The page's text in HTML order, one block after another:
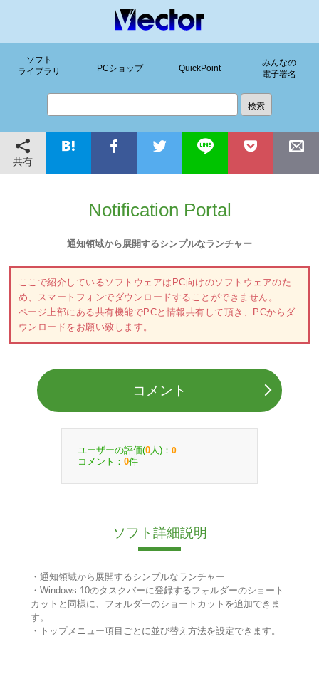
ソフト
ライブラリ
PCショップ QuickPoint
みんなの
電子署名
共有
Notification Portal
通知領域から展開するシンプルなランチャー
ここで紹介しているソフトウェアはPC向けのソフトウェアのた
め、スマートフォンでダウンロードすることができません。
ページ上部にある共有機能でPCと情報共有して頂き、PCからダ
ウンロードをお願い致します。
コメント
ユーザーの評価(0 人)： 0
コメント： 0件
ソフト詳細説明
・通知領域から展開するシンプルなランチャー
・Windows 10のタスクバーに登録するフォルダーのショート
カットと同様に、フォルダーのショートカットを追加できま
す。
・トップメニュー項目ごとに並び替え方法を設定できます。